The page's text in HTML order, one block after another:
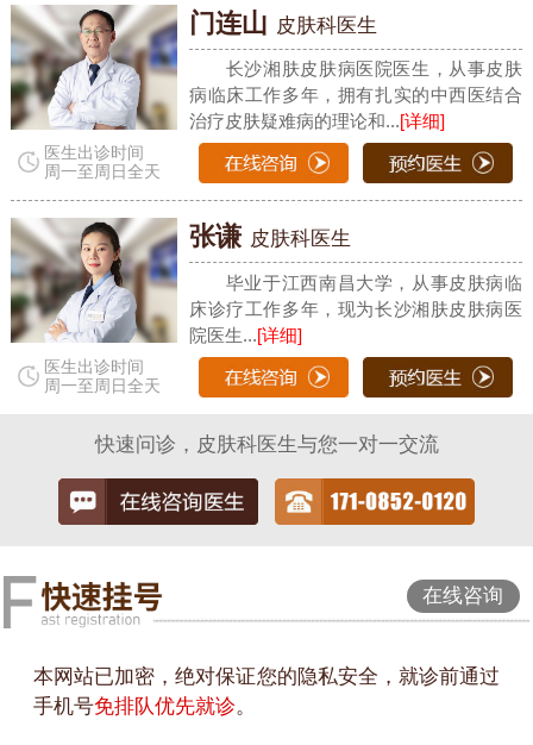
医生出诊时间
周一至周日全天
门连山 皮肤科医生
长沙湘肤皮肤病医院医生，从事皮肤
病临床工作多年，拥有扎实的中西医结合
治疗皮肤疑难病的理论和...[详细]
医生出诊时间
周一至周日全天
张谦 皮肤科医生
毕业于江西南昌大学，从事皮肤病临
床诊疗工作多年，现为长沙湘肤皮肤病医
院医生...[详细]
快速问诊，皮肤科医生与您一对一交流
在线咨询
本网站已加密，绝对保证您的隐私安全，就诊前通过
手机号免排队优先就诊。